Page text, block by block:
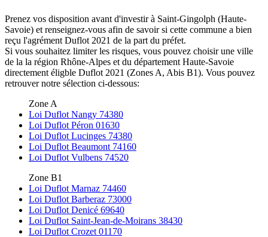
Prenez vos disposition avant d'investir à Saint-Gingolph (Haute-
Savoie) et renseignez-vous afin de savoir si cette commune a bien
reçu l'agrément Duflot 2021 de la part du préfet.
Si vous souhaitez limiter les risques, vous pouvez choisir une ville
de la la région Rhône-Alpes et du département Haute-Savoie
directement éligble Duflot 2021 (Zones A, Abis B1). Vous pouvez
retrouver notre sélection ci-dessous:
Zone A
Loi Duflot Nangy 74380
Loi Duflot Péron 01630
Loi Duflot Lucinges 74380
Loi Duflot Beaumont 74160
Loi Duflot Vulbens 74520
Zone B1
Loi Duflot Marnaz 74460
Loi Duflot Barberaz 73000
Loi Duflot Denicé 69640
Loi Duflot Saint-Jean-de-Moirans 38430
Loi Duflot Crozet 01170